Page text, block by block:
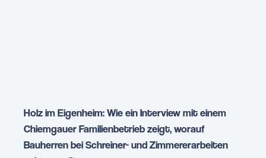
Holz im Eigenheim: Wie ein Interview mit einem
Chiemgauer Familienbetrieb zeigt, worauf
Bauherren bei Schreiner- und Zimmererarbeiten